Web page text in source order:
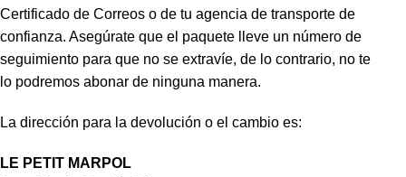
Certificado de Correos o de tu agencia de transporte de
confianza. Asegúrate que el paquete lleve un número de
seguimiento para que no se extravíe, de lo contrario, no te
lo podremos abonar de ninguna manera.
La dirección para la devolución o el cambio es:
LE PETIT MARPOL